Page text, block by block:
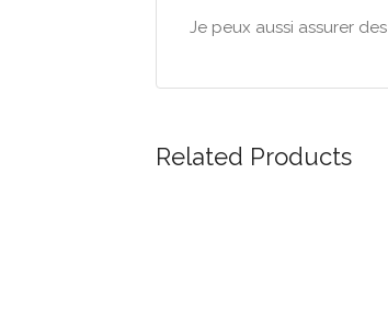
Je peux aussi assurer des
Related Products